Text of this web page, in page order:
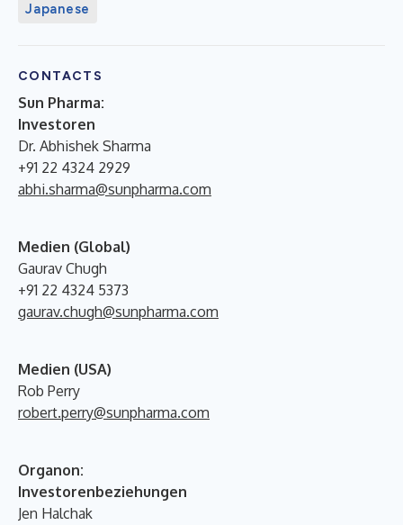
Japanese
CONTACTS
Sun Pharma:
Investoren
Dr. Abhishek Sharma
+91 22 4324 2929
abhi.sharma@sunpharma.com
Medien (Global)
Gaurav Chugh
+91 22 4324 5373
gaurav.chugh@sunpharma.com
Medien (USA)
Rob Perry
robert.perry@sunpharma.com
Organon:
Investorenbeziehungen
Jen Halchak